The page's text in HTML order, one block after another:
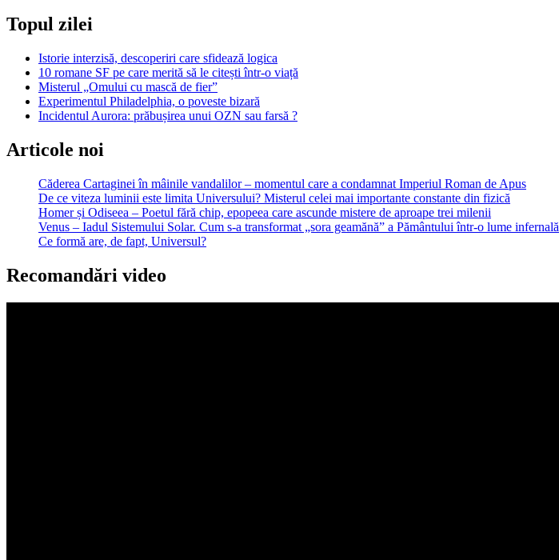
templierilor
Topul zilei
Istorie interzisă, descoperiri care sfidează logica
10 romane SF pe care merită să le citești într-o viață
Misterul „Omului cu mască de fier”
Experimentul Philadelphia, o poveste bizară
Incidentul Aurora: prăbușirea unui OZN sau farsă ?
Articole noi
Căderea Cartaginei în mâinile vandalilor – momentul care a condamnat Imperiul Roman de Apus
De ce viteza luminii este limita Universului? Misterul celei mai importante constante din fizică
Homer și Odiseea – Poetul fără chip, epopeea care ascunde mistere de aproape trei milenii
Venus – Iadul Sistemului Solar. Cum s-a transformat „sora geamănă” a Pământului într-o lume infernală
Ce formă are, de fapt, Universul?
Recomandări video